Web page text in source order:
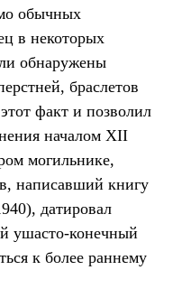
обычных
в некоторых
обнаружены
браслетов
факт и позволил
началом XII
могильнике,
написавший книгу
датировал
ушасто-конечный
к более раннему